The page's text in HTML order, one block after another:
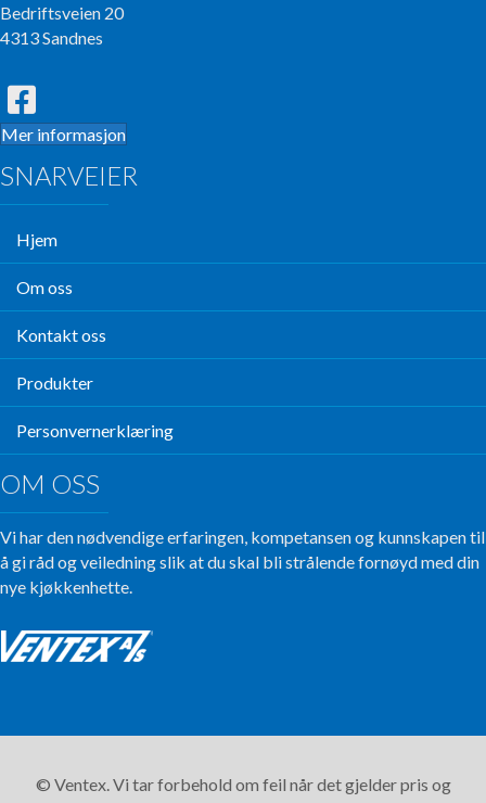
Bedriftsveien 20
4313 Sandnes
Mer informasjon
SNARVEIER
Hjem
Om oss
Kontakt oss
Produkter
Personvernerklæring
OM OSS
Vi har den nødvendige erfaringen, kompetansen og kunnskapen til
å gi råd og veiledning slik at du skal bli strålende fornøyd med din
nye kjøkkenhette.
© Ventex. Vi tar forbehold om feil når det gjelder pris og